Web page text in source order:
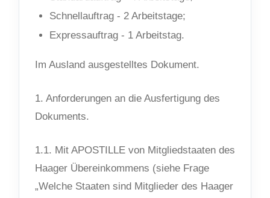
Schnellauftrag - 2 Arbeitstage;
Expressauftrag - 1 Arbeitstag.
Im Ausland ausgestelltes Dokument.
1. Anforderungen an die Ausfertigung des
Dokuments.
1.1. Mit APOSTILLE von Mitgliedstaaten des
Haager Übereinkommens (siehe Frage
„Welche Staaten sind Mitglieder des Haager